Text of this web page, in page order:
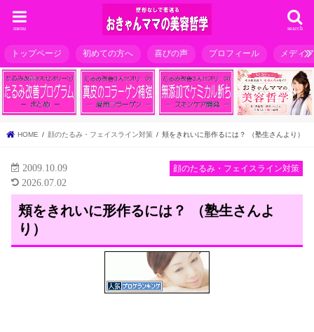
search
menu
トップページ 初めての方へ 喜びの声 プロフィール メディ
HOME 顔のたるみ・フェイスライン対策 頬をきれいに形作るには？ （塾生さんより）
顔のたるみ・フェイスライン対策
2009.10.09
2026.07.02
頬をきれいに形作るには？ （塾生さんよ
り）